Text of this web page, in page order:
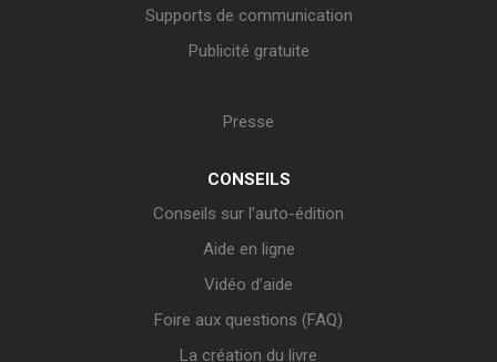
Supports de communication
Publicité gratuite
Presse
CONSEILS
Conseils sur l’auto-édition
Aide en ligne
Vidéo d’aide
Foire aux questions (FAQ)
La création du livre